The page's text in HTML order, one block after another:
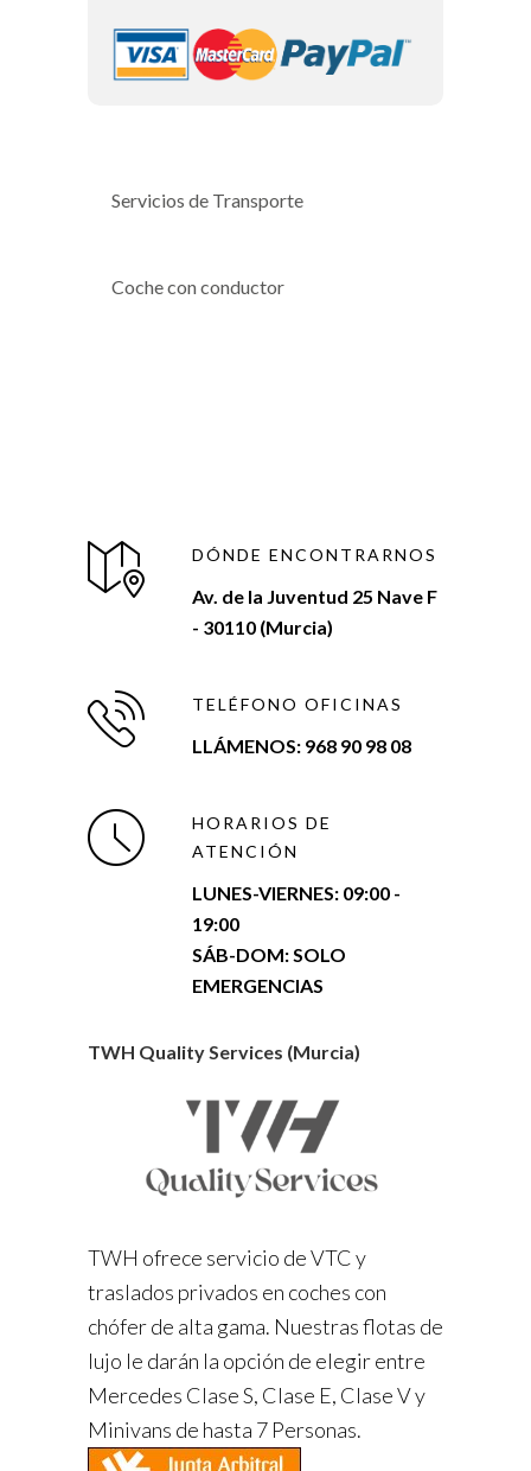
Servicios de Transporte
Coche con conductor
DÓNDE ENCONTRARNOS
Av. de la Juventud 25 Nave F
- 30110 (Murcia)
TELÉFONO OFICINAS
LLÁMENOS: 968 90 98 08
HORARIOS DE
ATENCIÓN
LUNES-VIERNES: 09:00 -
19:00
SÁB-DOM: SOLO
EMERGENCIAS
TWH Quality Services (Murcia)
TWH ofrece servicio de VTC y
traslados privados en coches con
chófer de alta gama. Nuestras flotas de
lujo le darán la opción de elegir entre
Mercedes Clase S, Clase E, Clase V y
Minivans de hasta 7 Personas.